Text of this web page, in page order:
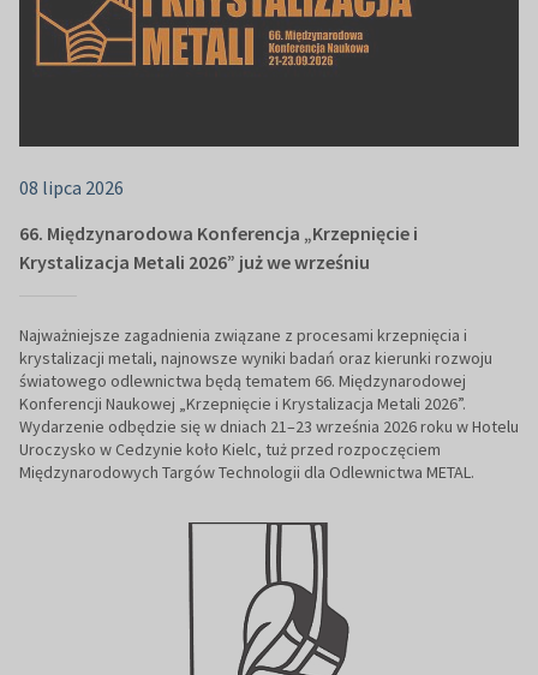
08 lipca 2026
66. Międzynarodowa Konferencja „Krzepnięcie i
Krystalizacja Metali 2026” już we wrześniu
Najważniejsze zagadnienia związane z procesami krzepnięcia i
krystalizacji metali, najnowsze wyniki badań oraz kierunki rozwoju
światowego odlewnictwa będą tematem 66. Międzynarodowej
Konferencji Naukowej „Krzepnięcie i Krystalizacja Metali 2026”.
Wydarzenie odbędzie się w dniach 21–23 września 2026 roku w Hotelu
Uroczysko w Cedzynie koło Kielc, tuż przed rozpoczęciem
Międzynarodowych Targów Technologii dla Odlewnictwa METAL.